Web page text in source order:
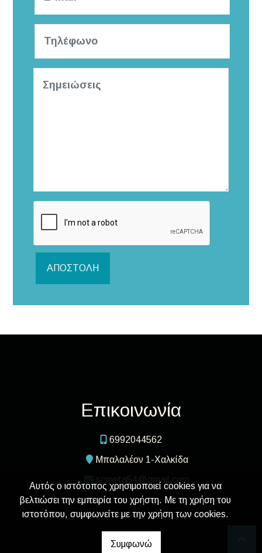
ΑΠΟΣΤΟΛΉ
Επικοινωνία
6992044562
Μπαλαλέον 1-Χαλκίδα
scmeta54@gmail.com
Αυτός ο ιστότοπος χρησιμοποιεί cookies για να
βελτιώσει την εμπειρία του χρήστη. Με τη χρήση του
ιστοτόπου, συμφωνείτε με την χρήση των cookies.
Συμφωνώ